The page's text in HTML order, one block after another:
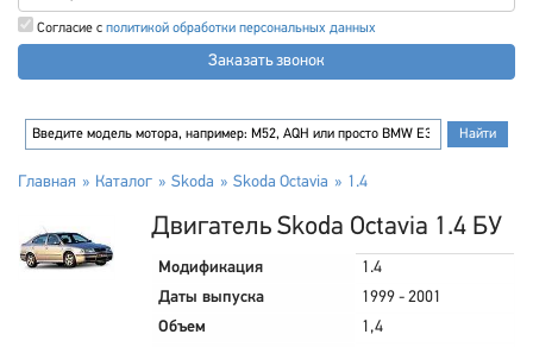
Согласие с политикой обработки персональных данных
Заказать звонок
Главная Каталог Skoda Skoda Octavia 1.4
Двигатель Skoda Octavia 1.4 БУ
Модификация
1.4
Даты выпуска
1999 - 2001
Объем
1,4